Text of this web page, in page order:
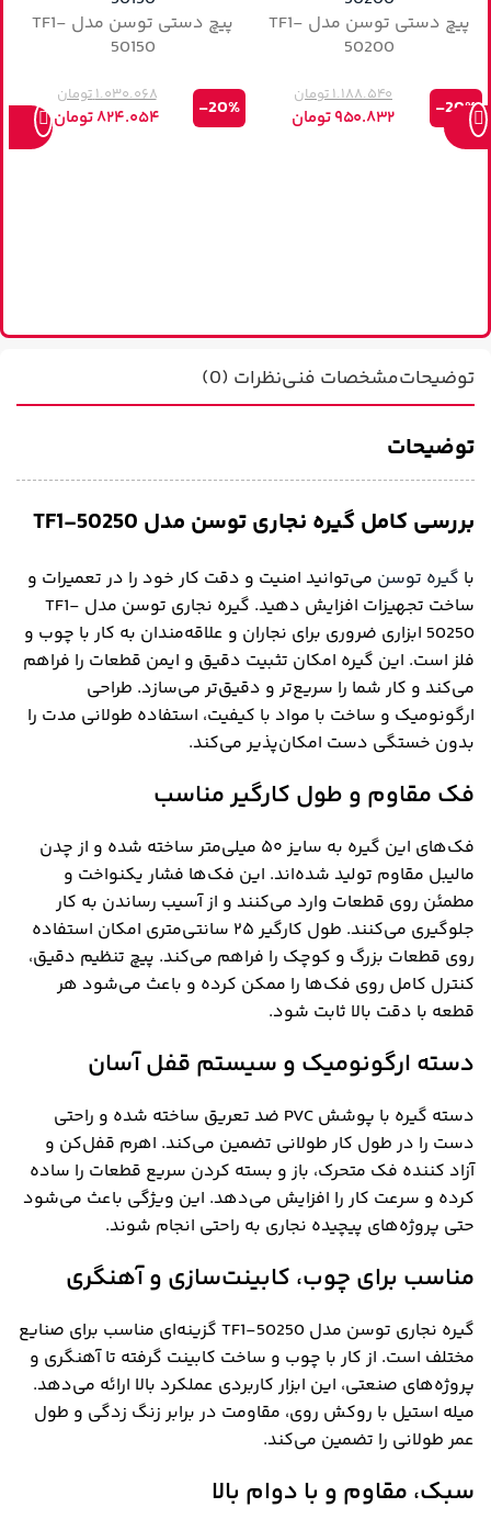
پیچ دستی توسن مدل TF1-
50200
۱.۱۸۸.۵۴۰تومان
۹۵۰.۸۳۲تومان -20%
پیچ دستی توسن مدل TF1-
50150
۱.۰۳۰.۰۶۸تومان
۸۲۴.۰۵۴تومان -20%
توضیحاتمشخصات فنینظرات (0)
توضیحات
بررسی کامل گیره نجاری توسن مدل TF1-50250
با گیره توسن می‌توانید امنیت و دقت کار خود را در تعمیرات و
ساخت تجهیزات افزایش دهید. گیره نجاری توسن مدل TF1-
50250 ابزاری ضروری برای نجاران و علاقه‌مندان به کار با چوب و
فلز است. این گیره امکان تثبیت دقیق و ایمن قطعات را فراهم
می‌کند و کار شما را سریع‌تر و دقیق‌تر می‌سازد. طراحی
ارگونومیک و ساخت با مواد با کیفیت، استفاده طولانی مدت را
بدون خستگی دست امکان‌پذیر می‌کند.
فک مقاوم و طول کارگیر مناسب
فک‌های این گیره به سایز ۵۰ میلی‌متر ساخته شده و از چدن
مالیبل مقاوم تولید شده‌اند. این فک‌ها فشار یکنواخت و
مطمئن روی قطعات وارد می‌کنند و از آسیب رساندن به کار
جلوگیری می‌کنند. طول کارگیر ۲۵ سانتی‌متری امکان استفاده
روی قطعات بزرگ و کوچک را فراهم می‌کند. پیچ تنظیم دقیق،
کنترل کامل روی فک‌ها را ممکن کرده و باعث می‌شود هر
قطعه با دقت بالا ثابت شود.
دسته ارگونومیک و سیستم قفل آسان
دسته گیره با پوشش PVC ضد تعریق ساخته شده و راحتی
دست را در طول کار طولانی تضمین می‌کند. اهرم قفل‌کن و
آزاد کننده فک متحرک، باز و بسته کردن سریع قطعات را ساده
کرده و سرعت کار را افزایش می‌دهد. این ویژگی باعث می‌شود
حتی پروژه‌های پیچیده نجاری به راحتی انجام شوند.
مناسب برای چوب، کابینت‌سازی و آهنگری
گیره نجاری توسن مدل TF1-50250 گزینه‌ای مناسب برای صنایع
مختلف است. از کار با چوب و ساخت کابینت گرفته تا آهنگری و
پروژه‌های صنعتی، این ابزار کاربردی عملکرد بالا ارائه می‌دهد.
میله استیل با روکش روی، مقاومت در برابر زنگ زدگی و طول
عمر طولانی را تضمین می‌کند.
سبک، مقاوم و با دوام بالا